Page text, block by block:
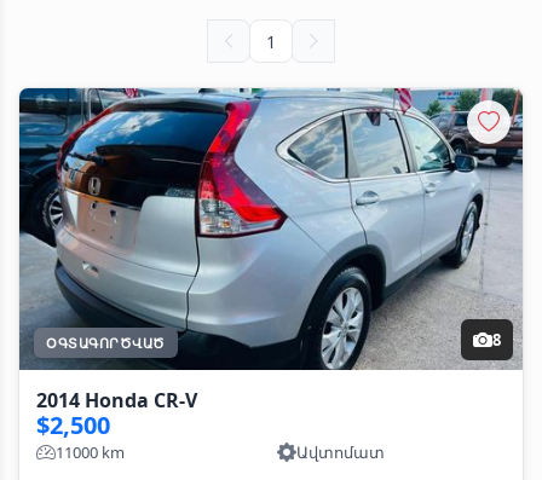
1
8
ՕԳՏԱԳՈՐԾՎԱԾ
2014 Honda CR-V
$2,500
11000 km
Ավտոմատ